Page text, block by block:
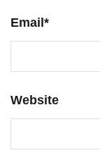
Email *
Website